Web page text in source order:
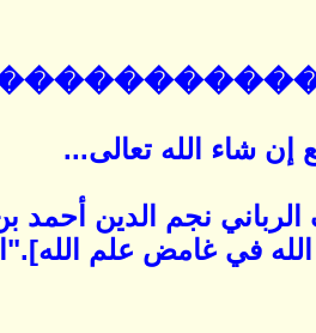
إن شاء الله تعالى...
الرباني نجم الدين
في غامض علم